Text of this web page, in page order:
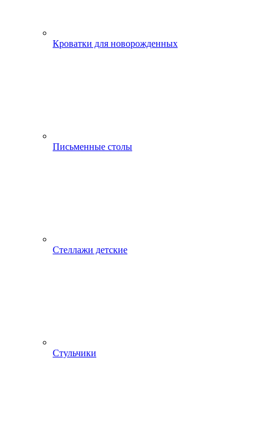
Кроватки для новорожденных
Письменные столы
Стеллажи детские
Стульчики